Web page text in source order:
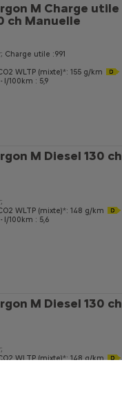
M Charge utile
ch Manuelle
Charge utile :991
2 WLTP (mixte)*: 155 g/km
l/100km : 5,9
M Diesel 130 ch
2 WLTP (mixte)*: 148 g/km
l/100km : 5,6
M Diesel 130 ch
2WLTP (mixte)*: 148 g/km